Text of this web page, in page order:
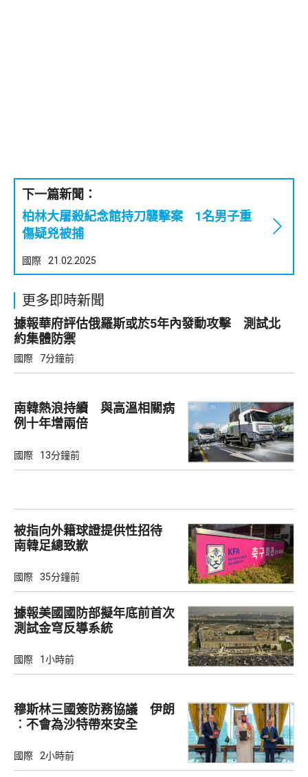
下一篇新聞：
柏林大屠殺紀念館持刀襲擊案 1名男子重
傷疑兇被捕
國際 21.02.2025
更多即時新聞
據報華府評估俄羅斯或於5年內發動攻擊 測試北
約集體防禦
國際 7分鐘前
南韓熱浪持續 與高溫相關病
例十年增兩倍
國際 13分鐘前
被指向外籍球證提供性招待
南韓足總致歉
國際 35分鐘前
據報美國國防部擬年底前首次
測試金穹反導系統
國際 1小時前
穆斯林三國簽防務協議 伊朗
︰不會為沙特帶來安全
國際 2小時前